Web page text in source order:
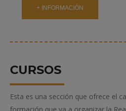
+ INFORMACIÓN
CURSOS
Esta es una sección que ofrece el